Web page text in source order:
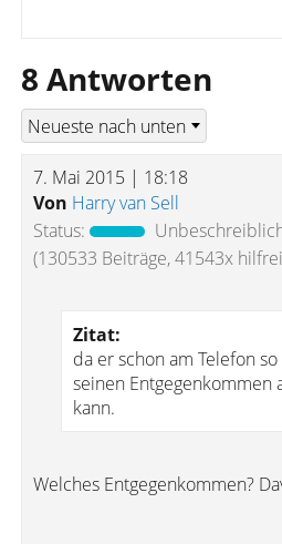
8 Antworten
7. Mai 2015 | 18:18
Von Harry van Sell
Status:
(130533 Beiträge, 41543x
Zitat:
da er schon am Telefon
seinen Entgegenkommen
kann.
Welches Entgegenkommen?